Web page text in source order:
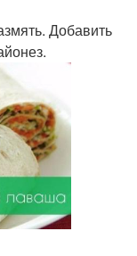
Добавить